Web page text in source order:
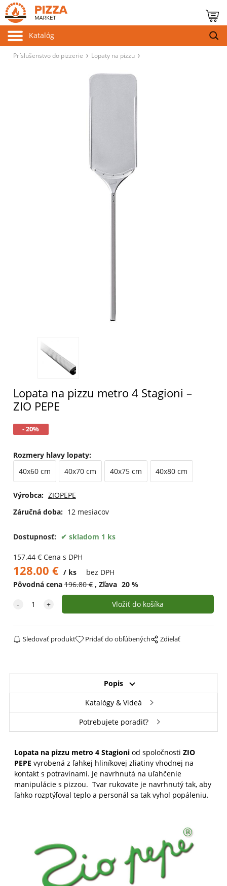
Katalóg
Príslušenstvo do pizzerie Lopaty na pizzu
Lopata na pizzu metro 4 Stagioni –
ZIO PEPE
- 20%
Rozmery hlavy lopaty:
40x60 cm
40x70 cm 40x75 cm 40x80 cm
Výrobca: ZIOPEPE
Záručná doba: 12 mesiacov
Dostupnosť: skladom 1 ks
157.44€ Cena s DPH
128.00 € ks
bez DPH
Pôvodná cena 196.80€ Zľava 20%
Sledovať produkt Pridať do obľúbených Zdielať
Popis
Katalógy & Videá
Potrebujete poradiť?
Lopata na pizzu metro 4 Stagioni od spoločnosti ZIO
PEPE vyrobená z ľahkej hliníkovej zliatiny vhodnej na
kontakt s potravinami. Je navrhnutá na uľahčenie
manipulácie s pizzou. Tvar rukoväte je navrhnutý tak, aby
ľahko rozptýľoval teplo a personál sa tak vyhol popáleniu.